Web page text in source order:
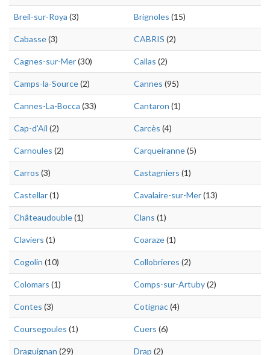
Breil-sur-Roya (3) Brignoles (15)
Cabasse(3) CABRIS (2)
Cagnes-sur-Mer(30) Callas (2)
Camps-la-Source(2) Cannes (95)
Cannes-La-Bocca (33) Cantaron (1)
Cap-d'Ail (2) Carcès (4)
Carnoules (2) Carqueiranne(5)
Carros (3) Castagniers (1)
Castellar(1) Cavalaire-sur-Mer(13)
Châteaudouble(1) Clans (1)
Claviers (1) Coaraze(1)
Cogolin (10) Collobrieres (2)
Colomars (1) Comps-sur-Artuby(2)
Contes (3) Cotignac(4)
Coursegoules (1) Cuers (6)
Draguignan (29) Drap (2)